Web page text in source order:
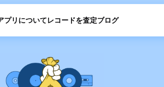
プリについてレコードを査定ブログ